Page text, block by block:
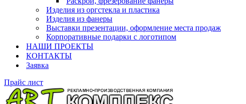
Изделия из оргстекла и пластика
Изделия из фанеры
Выставки презентации, оформление места продаж
Корпоративные подарки с логотипом
НАШИ ПРОЕКТЫ
КОНТАКТЫ
Заявка
Прайс лист